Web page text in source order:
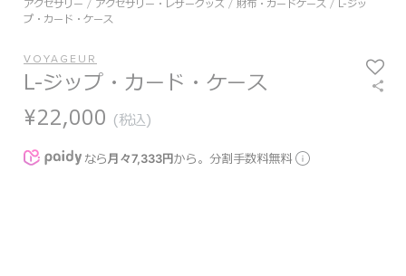
アクセサリー アクセサリー・レザーグッズ 財布・カードケース
L-ジッ
プ・カード・ケース
VOYAGEUR
L-ジップ・カード・ケース
¥22,000 (税込)
なら月々7,333円から。分割手数料無料